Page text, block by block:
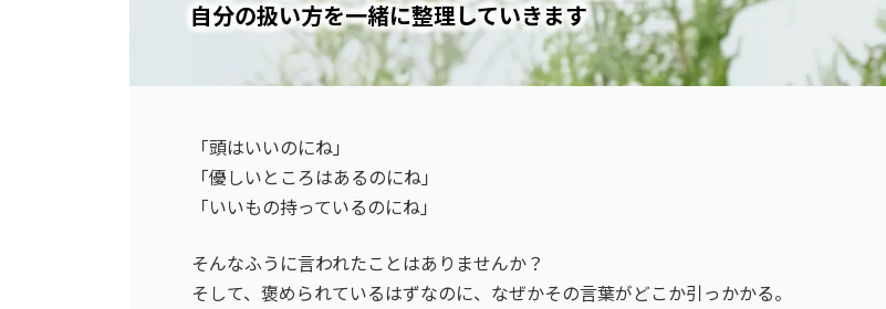
自分の扱い方を一緒に整理していきます
「頭はいいのにね」
「優しいところはあるのにね」
「いいもの持っているのにね」
そんなふうに言われたことはありませんか？
そして、褒められているはずなのに、なぜかその言葉がどこか引っかかる。